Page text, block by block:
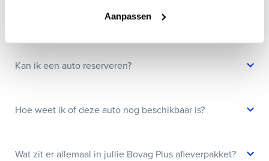
Aanpassen
Wanneer kan ik een proefrit maken?
Kan ik een auto reserveren?
Hoe weet ik of deze auto nog beschikbaar is?
Wat zit er allemaal in jullie Bovag Plus afleverpakket?